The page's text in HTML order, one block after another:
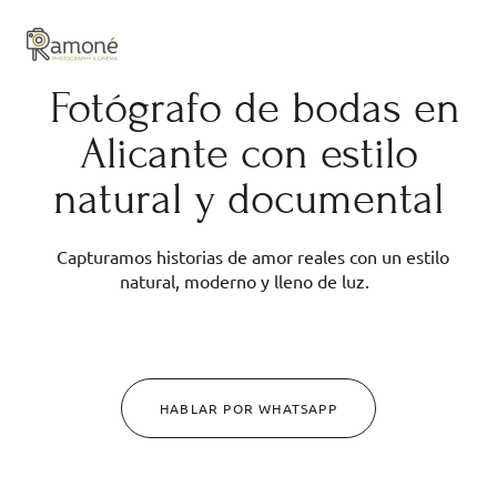
Fotógrafo de bodas en
Alicante con estilo
natural y documental
Capturamos historias de amor reales con un estilo
natural, moderno y lleno de luz.
HABLAR POR WHATSAPP